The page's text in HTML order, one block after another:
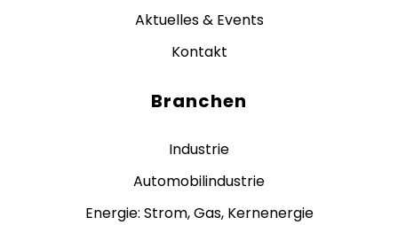
Aktuelles & Events
Kontakt
Branchen
Industrie
Automobilindustrie
Energie: Strom, Gas, Kernenergie